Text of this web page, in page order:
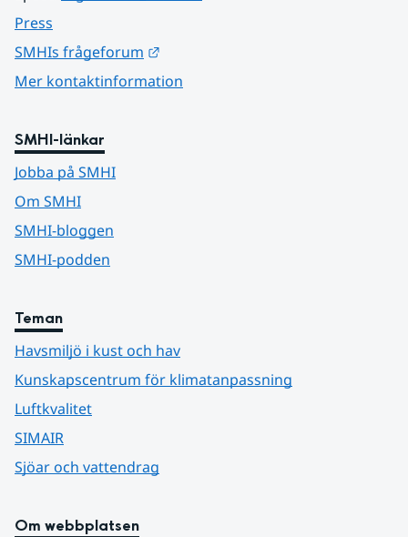
Press
SMHIs frågeforum
Mer kontaktinformation
SMHI-länkar
Jobba på SMHI
Om SMHI
SMHI-bloggen
SMHI-podden
Teman
Havsmiljö i kust och hav
Kunskapscentrum för klimatanpassning
Luftkvalitet
SIMAIR
Sjöar och vattendrag
Om webbplatsen